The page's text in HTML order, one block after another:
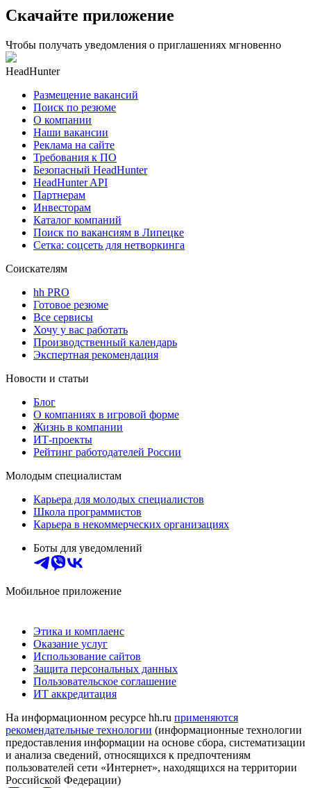
Скачайте приложение
Чтобы получать уведомления о приглашениях мгновенно
HeadHunter
Размещение вакансий
Поиск по резюме
О компании
Наши вакансии
Реклама на сайте
Требования к ПО
Безопасный HeadHunter
HeadHunter API
Партнерам
Инвесторам
Каталог компаний
Поиск по вакансиям в Липецке
Сетка: соцсеть для нетворкинга
Соискателям
hh PRO
Готовое резюме
Все сервисы
Хочу у вас работать
Производственный календарь
Экспертная рекомендация
Новости и статьи
Блог
О компаниях в игровой форме
Жизнь в компании
ИТ-проекты
Рейтинг работодателей России
Молодым специалистам
Карьера для молодых специалистов
Школа программистов
Карьера в некоммерческих организациях
Боты для уведомлений
Мобильное приложение
Этика и комплаенс
Оказание услуг
Использование сайтов
Защита персональных данных
Пользовательское соглашение
ИТ аккредитация
На информационном ресурсе hh.ru применяются
рекомендательные технологии (информационные технологии
предоставления информации на основе сбора, систематизации
и анализа сведений, относящихся к предпочтениям
пользователей сети «Интернет», находящихся на территории
Российской Федерации)